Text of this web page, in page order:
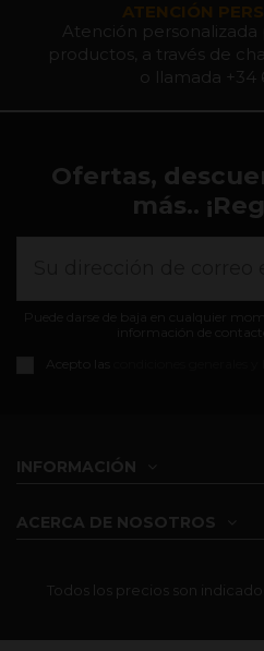
ATENCIÓN
Atención
productos, a través de
o llamada +34
Ofertas,
más..
INFORMACIÓN
ACERCA DE NOSOTROS
Todos los precios son